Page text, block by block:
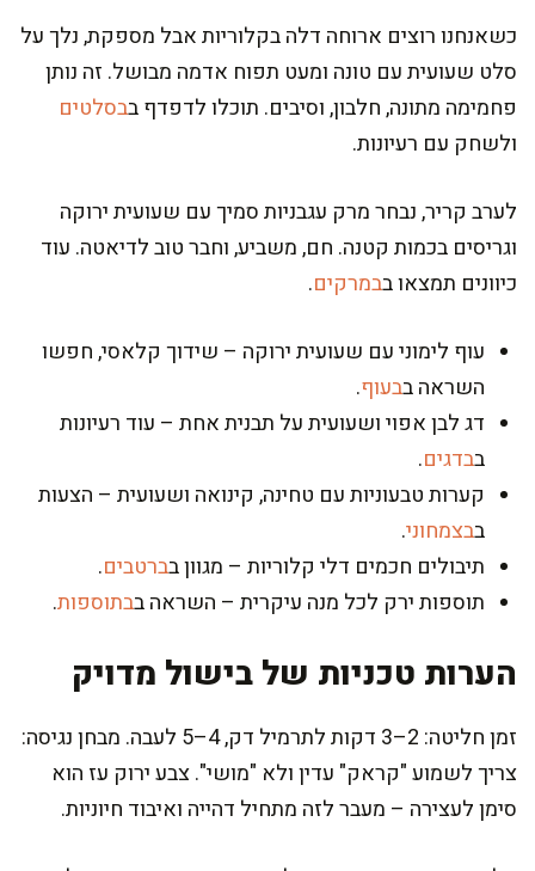
כשאנחנו רוצים ארוחה דלה בקלוריות אבל מספקת, נלך על
סלט שעועית עם טונה ומעט תפוח אדמה מבושל. זה נותן
פחמימה מתונה, חלבון, וסיבים. תוכלו לדפדף בבסלטים
ולשחק עם רעיונות.
לערב קריר, נבחר מרק עגבניות סמיך עם שעועית ירוקה
וגריסים בכמות קטנה. חם, משביע, וחבר טוב לדיאטה. עוד
כיוונים תמצאו בבמרקים.
עוף לימוני עם שעועית ירוקה – שידוך קלאסי, חפשו
השראה בבעוף.
דג לבן אפוי ושעועית על תבנית אחת – עוד רעיונות
בבדגים.
קערות טבעוניות עם טחינה, קינואה ושעועית – הצעות
בבצמחוני.
תיבולים חכמים דלי קלוריות – מגוון בברטבים.
תוספות ירק לכל מנה עיקרית – השראה בבתוספות.
הערות טכניות של בישול מדויק
זמן חליטה: 2–3 דקות לתרמיל דק, 4–5 לעבה. מבחן נגיסה:
צריך לשמוע "קראק" עדין ולא "מושי". צבע ירוק עז הוא
סימן לעצירה – מעבר לזה מתחיל דהייה ואיבוד חיוניות.